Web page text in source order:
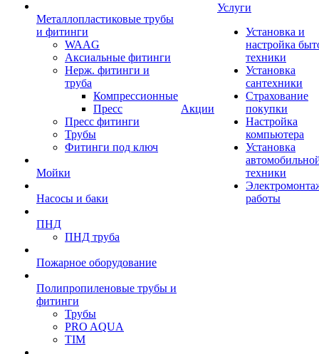
Металлопластиковые трубы
и фитинги
WAAG
Аксиальные фитинги
Нерж. фитинги и
труба
Компрессионные
Пресс
Пресс фитинги
Трубы
Фитинги под ключ
Мойки
Насосы и баки
ПНД
ПНД труба
Пожарное оборудование
Полипропиленовые трубы и
фитинги
Трубы
PRO AQUA
TIM
Акции
Услуги
Установка и
настройка
техники
Установка
сантехники
Страхование
покупки
Настройка
компьютера
Установка
техники
работы